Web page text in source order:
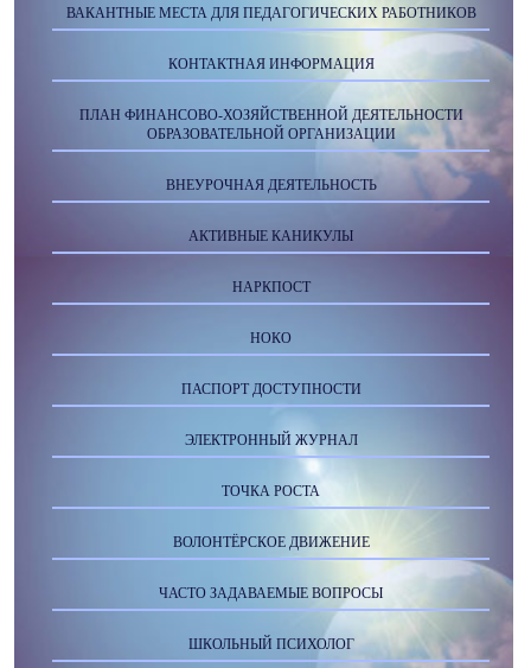
ВАКАНТНЫЕ МЕСТА ДЛЯ ПЕДАГОГИЧЕСКИХ РАБОТНИКОВ
КОНТАКТНАЯ ИНФОРМАЦИЯ
ПЛАН ФИНАНСОВО-ХОЗЯЙСТВЕННОЙ ДЕЯТЕЛЬНОСТИ
ОБРАЗОВАТЕЛЬНОЙ ОРГАНИЗАЦИИ
ВНЕУРОЧНАЯ ДЕЯТЕЛЬНОСТЬ
АКТИВНЫЕ КАНИКУЛЫ
НАРКПОСТ
НОКО
ПАСПОРТ ДОСТУПНОСТИ
ЭЛЕКТРОННЫЙ ЖУРНАЛ
ТОЧКА РОСТА
ВОЛОНТЁРСКОЕ ДВИЖЕНИЕ
ЧАСТО ЗАДАВАЕМЫЕ ВОПРОСЫ
ШКОЛЬНЫЙ ПСИХОЛОГ